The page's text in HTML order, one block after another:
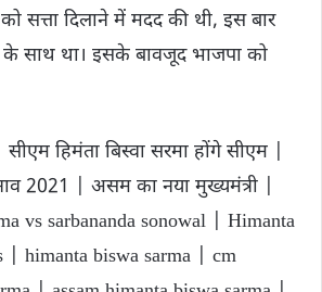
सत्ता दिलाने में मदद की थी, इस बार
के साथ था। इसके बावजूद भाजपा को
हिमंता बिस्वा सरमा होंगे सीएम |
2021 | असम का नया मुख्यमंत्री |
vs sarbananda sonowal | Himanta
| himanta biswa sarma | cm